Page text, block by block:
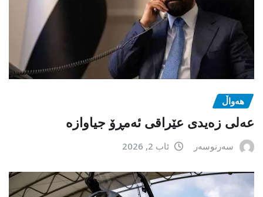
هەواڵ
عەلی زەیدی عێراقی ئەمڕۆ جیاوازە
سەرنوسەر ئاب 2, 2026